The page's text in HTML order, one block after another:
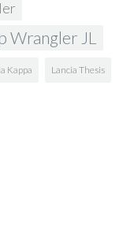
Wrangler JL
Kappa Lancia Thesis